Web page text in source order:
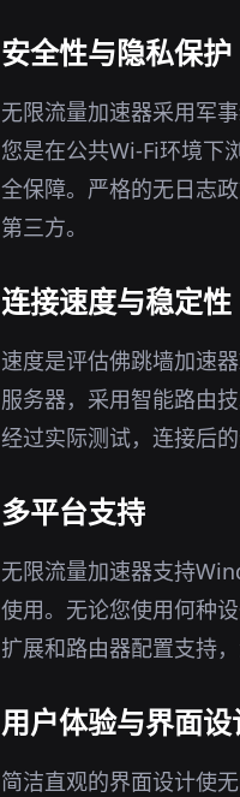
安全性与隐私保护
无限流量加速器采用军
您是在公共Wi-Fi环境下
全保障。严格的无日志
第三方。
连接速度与稳定性
速度是评估佛跳墙加速
服务器，采用智能路由
经过实际测试，连接后
多平台支持
无限流量加速器支持
使用。无论您使用何种
扩展和路由器配置支持
用户体验与界面设
简洁直观的界面设计使